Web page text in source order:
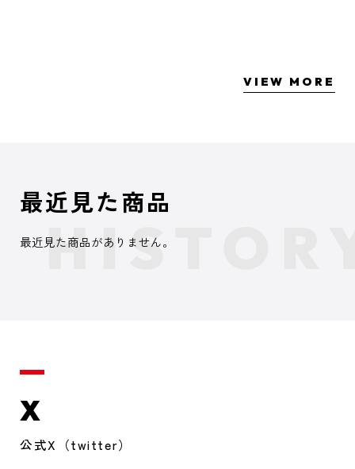
VIEW MORE
最近見た商品
最近見た商品がありません。
X
公式X（twitter）